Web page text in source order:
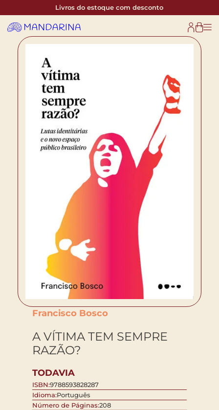
Livros do estoque com desconto
Francisco Bosco
A VÍTIMA TEM SEMPRE
RAZÃO?
TODAVIA
ISBN:9788593828287
Idioma:Português
Número de Páginas:208